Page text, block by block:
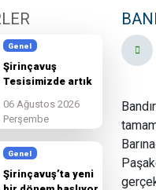
Genel
Şirinçavuş
Tesisimizde artık
tamamlıyoruz
06 Ağustos 2026
Perşembe
Genel
Şirinçavuş’ta yeni